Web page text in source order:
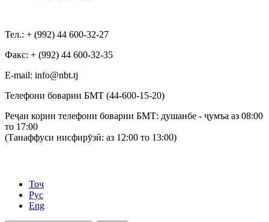
Тел.: + (992) 44 600-32-27
Факс: + (992) 44 600-32-35
Е-mail: info@nbt.tj
Телефони боварии БМТ (44-600-15-20)
Реҷаи кории телефони боварии БМТ: душанбе - ҷумъа аз 08:00
то 17:00
(Танаффуси нисфирӯзӣ: аз 12:00 то 13:00)
Тоҷ
Рус
Eng